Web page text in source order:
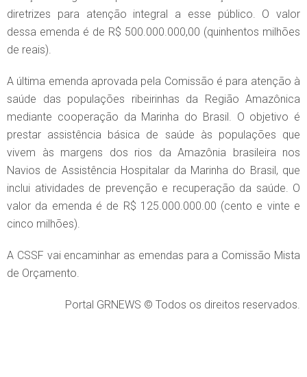
diretrizes para atenção integral a esse público. O valor
dessa emenda é de R$ 500.000.000,00 (quinhentos milhões
de reais).
A última emenda aprovada pela Comissão é para atenção à
saúde das populações ribeirinhas da Região Amazônica
mediante cooperação da Marinha do Brasil. O objetivo é
prestar assistência básica de saúde às populações que
vivem às margens dos rios da Amazônia brasileira nos
Navios de Assistência Hospitalar da Marinha do Brasil, que
inclui atividades de prevenção e recuperação da saúde. O
valor da emenda é de R$ 125.000.000.00 (cento e vinte e
cinco milhões).
A CSSF vai encaminhar as emendas para a Comissão Mista
de Orçamento.
Portal GRNEWS © Todos os direitos reservados.